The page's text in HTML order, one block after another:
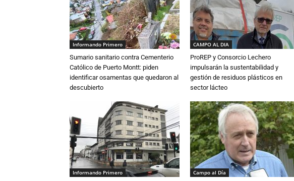
Informando Primero
Sumario sanitario contra Cementerio
Católico de Puerto Montt: piden
identificar osamentas que quedaron al
descubierto
CAMPO AL DIA
ProREP y Consorcio Lechero
impulsarán la sustentabilidad y
gestión de residuos plásticos en
sector lácteo
Informando Primero Campo al Día